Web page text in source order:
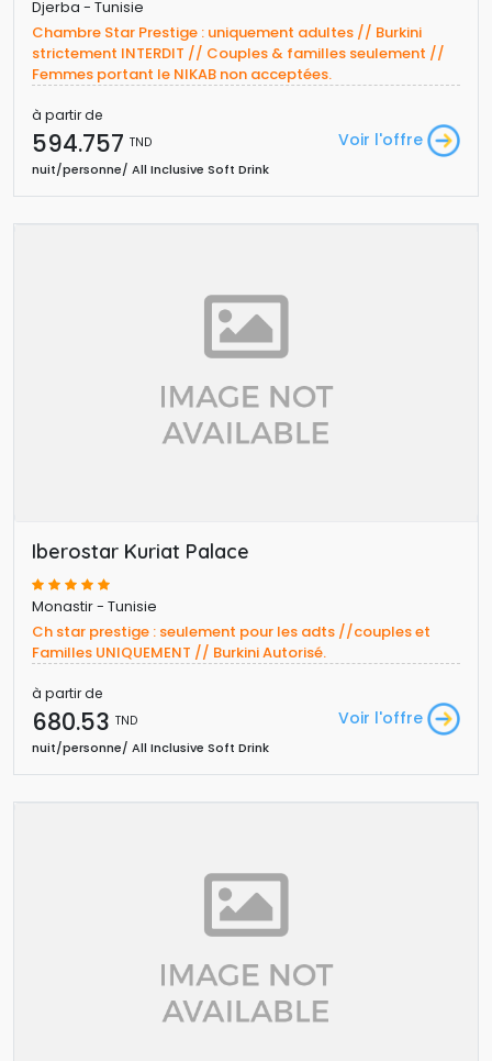
Djerba - Tunisie
Chambre Star Prestige : uniquement adultes // Burkini
strictement INTERDIT // Couples & familles seulement //
Femmes portant le NIKAB non acceptées.
à partir de
594.757 TND
nuit/personne/ All Inclusive Soft Drink
Voir l'offre
Iberostar Kuriat Palace
Monastir - Tunisie
Ch star prestige : seulement pour les adts //couples et
Familles UNIQUEMENT // Burkini Autorisé.
à partir de
680.53 TND
nuit/personne/ All Inclusive Soft Drink
Voir l'offre